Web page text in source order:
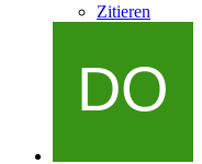
Zitieren